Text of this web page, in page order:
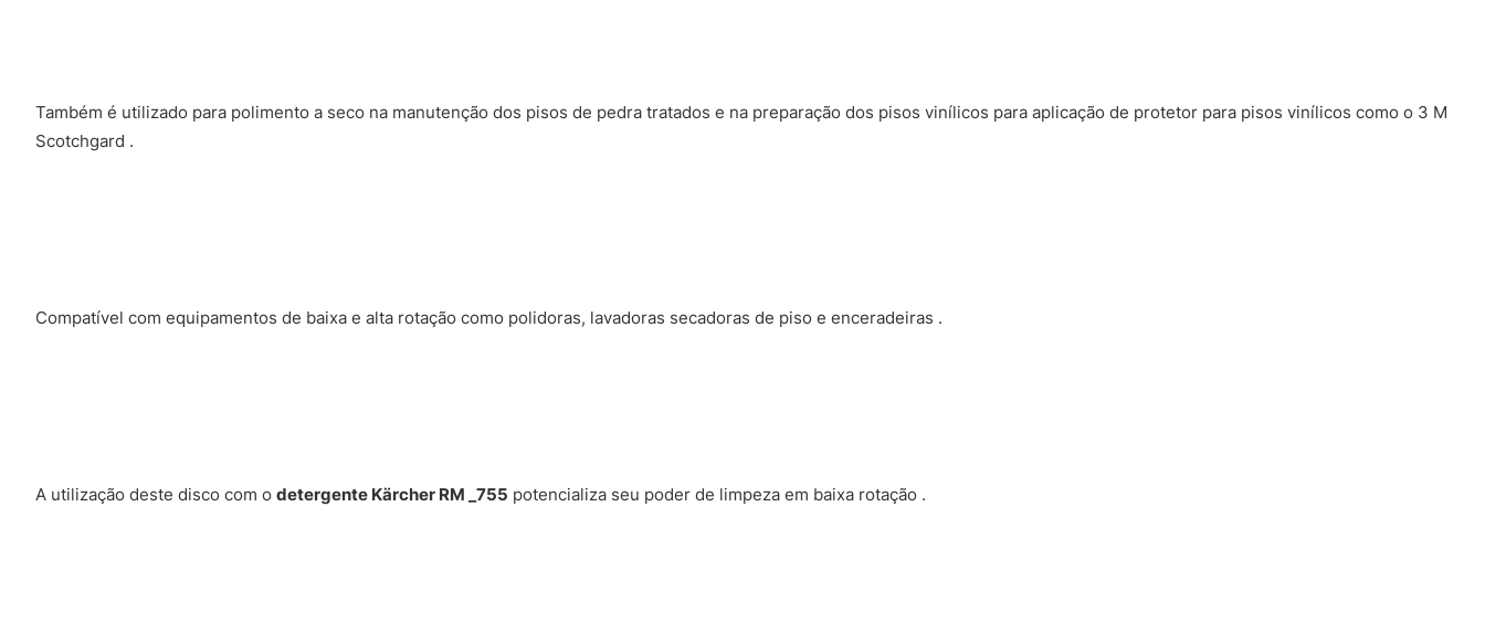
Também é utilizado para polimento a seco na manutenção dos pisos de pedra tratados e na preparação dos pisos vinílicos para aplicação de protetor para pisos vinílicos como o 3 M
Scotchgard .
Compatível com equipamentos de baixa e alta rotação como polidoras, lavadoras secadoras de piso e enceradeiras .
A utilização deste disco com o detergente Kärcher RM _755 potencializa seu poder de limpeza em baixa rotação .